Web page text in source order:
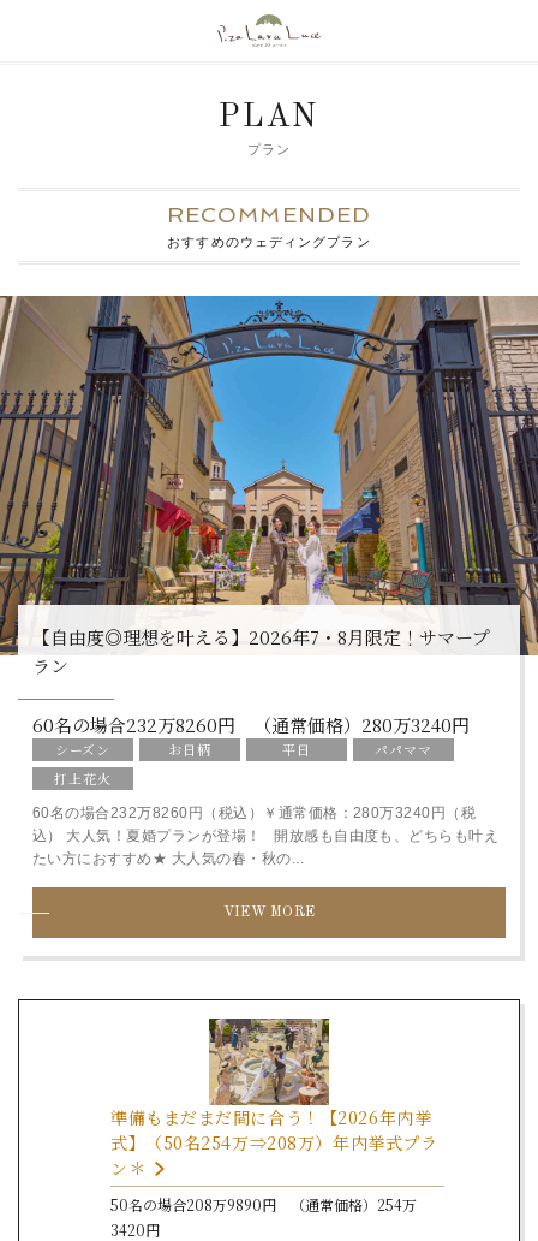
PLAN
プラン
RECOMMENDED
おすすめのウェディングプラン
【自由度◎理想を叶える】2026年7・8月限定！サマープ
ラン
60名の場合232万8260円 （通常価格）280万3240円
シーズン お日柄 平日
パパママ
打上花火
60名の場合232万8260円（税込）￥通常価格：280万3240円（税
込） 大人気！夏婚プランが登場！ 開放感も自由度も、どちらも叶え
たい方におすすめ★ 大人気の春・秋の...
VIEW MORE
準備もまだまだ間に合う！【2026年内挙
式】（50名254万⇒208万）年内挙式プラ
ン＊
50名の場合208万9890円 （通常価格）254万
3420円